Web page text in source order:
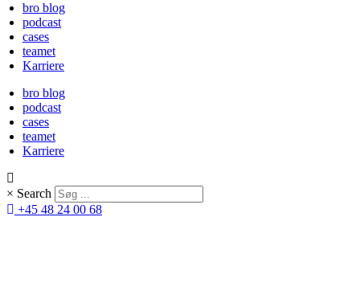
bro blog
podcast
cases
teamet
Karriere
bro blog
podcast
cases
teamet
Karriere
× Search
+45 48 24 00 68